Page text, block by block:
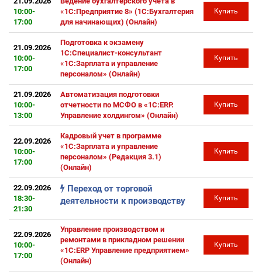
10:00-
17:00
«1С:Предприятие 8» (1С:Бухгалтерия
для начинающих) (Онлайн)
Купить
21.09.2026
10:00-
17:00
Подготовка к экзамену
1С:Специалист-консультант
«1С:Зарплата и управление
персоналом» (Онлайн)
Купить
21.09.2026
10:00-
13:00
Автоматизация подготовки
отчетности по МСФО в «1С:ERP.
Управление холдингом» (Онлайн)
Купить
22.09.2026
10:00-
17:00
Кадровый учет в программе
«1С:Зарплата и управление
персоналом» (Редакция 3.1)
(Онлайн)
Купить
22.09.2026
18:30-
21:30
Переход от торговой
деятельности к производству
Купить
22.09.2026
10:00-
17:00
Управление производством и
ремонтами в прикладном решении
«1С:ERP Управление предприятием»
(Онлайн)
Купить